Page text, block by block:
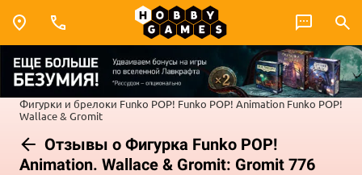
Фигурки и брелоки Funko POP! Funko POP! Animation Funko POP!
Wallace & Gromit
Отзывы о Фигурка Funko POP!
Animation. Wallace & Gromit: Gromit 776